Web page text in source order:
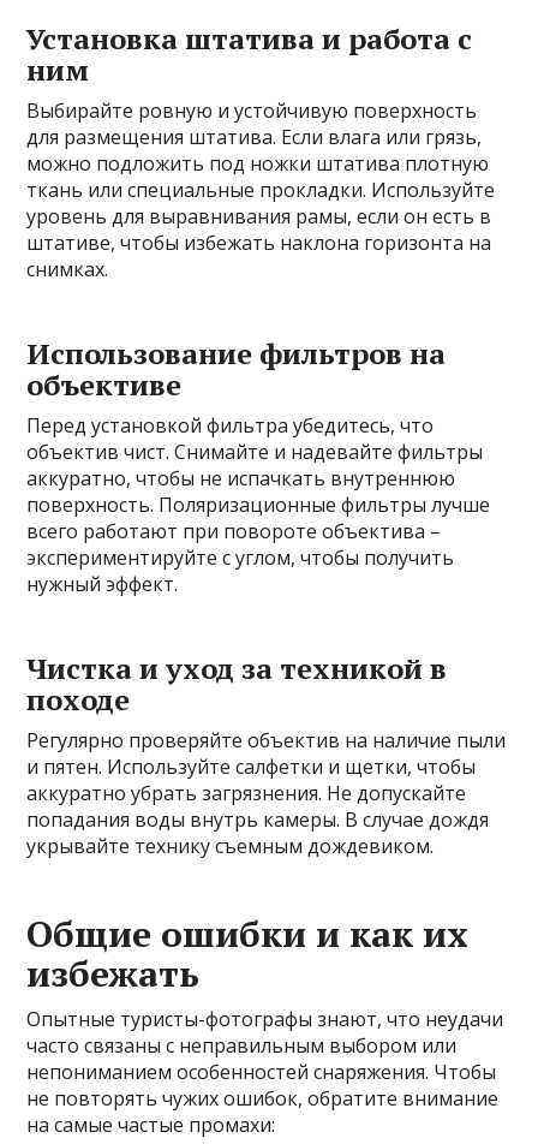
Установка штатива и работа с
ним
Выбирайте ровную и устойчивую поверхность
для размещения штатива. Если влага или грязь,
можно подложить под ножки штатива плотную
ткань или специальные прокладки. Используйте
уровень для выравнивания рамы, если он есть в
штативе, чтобы избежать наклона горизонта на
снимках.
Использование фильтров на
объективе
Перед установкой фильтра убедитесь, что
объектив чист. Снимайте и надевайте фильтры
аккуратно, чтобы не испачкать внутреннюю
поверхность. Поляризационные фильтры лучше
всего работают при повороте объектива –
экспериментируйте с углом, чтобы получить
нужный эффект.
Чистка и уход за техникой в
походе
Регулярно проверяйте объектив на наличие пыли
и пятен. Используйте салфетки и щетки, чтобы
аккуратно убрать загрязнения. Не допускайте
попадания воды внутрь камеры. В случае дождя
укрывайте технику съемным дождевиком.
Общие ошибки и как их
избежать
Опытные туристы-фотографы знают, что неудачи
часто связаны с неправильным выбором или
непониманием особенностей снаряжения. Чтобы
не повторять чужих ошибок, обратите внимание
на самые частые промахи: